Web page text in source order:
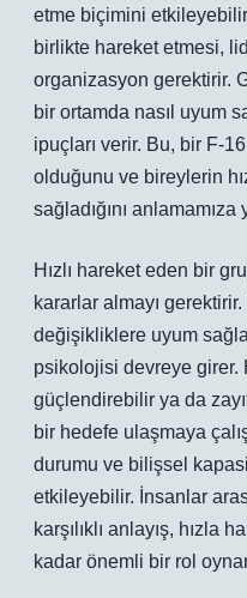
etme biçimini
birlikte hareket etmesi,
organizasyon gerektirir.
bir ortamda nasıl uyum
ipuçları verir. Bu, bir F-
olduğunu ve bireylerin
sağladığını anlamamıza
Hızlı hareket eden bir
kararlar almayı gerektirir.
değişikliklere uyum
psikolojisi devreye girer.
güçlendirebilir ya da
bir hedefe ulaşmaya
durumu ve bilişsel
etkileyebilir. İnsanlar
karşılıklı anlayış, hızla
kadar önemli bir rol